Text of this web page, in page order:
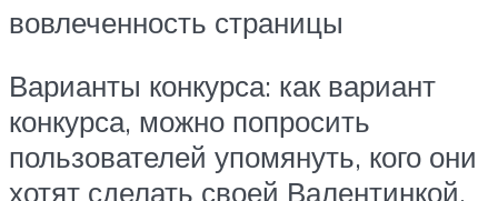
вовлеченность страницы
Варианты конкурса: как вариант
конкурса, можно попросить
пользователей упомянуть, кого они
хотят сделать своей Валентинкой.